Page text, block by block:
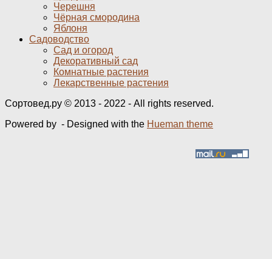
Черешня
Чёрная смородина
Яблоня
Садоводство
Сад и огород
Декоративный сад
Комнатные растения
Лекарственные растения
Сортовед.ру © 2013 - 2022 - All rights reserved.
Powered by - Designed with the Hueman theme